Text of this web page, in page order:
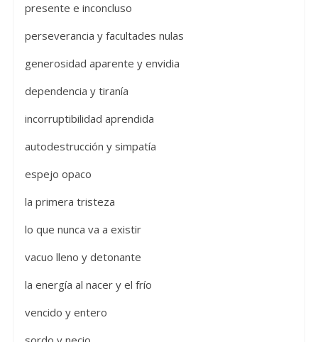
presente e inconcluso
perseverancia y facultades nulas
generosidad aparente y envidia
dependencia y tiranía
incorruptibilidad aprendida
autodestrucción y simpatía
espejo opaco
la primera tristeza
lo que nunca va a existir
vacuo lleno y detonante
la energía al nacer y el frío
vencido y entero